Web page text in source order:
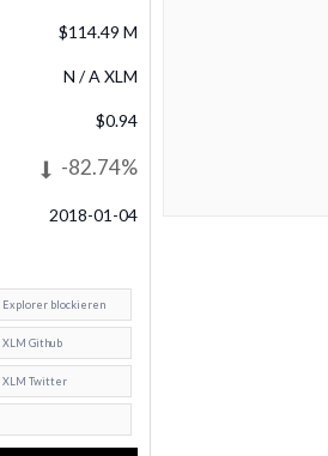
$114.49 M
N / A XLM
$0.94
-82.74%
2018-01-04
Explorer blockieren
XLM Github
XLM Twitter